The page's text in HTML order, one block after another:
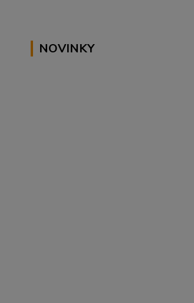
NOVINKY